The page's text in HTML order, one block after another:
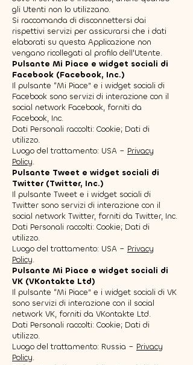
gli Utenti non lo utilizzano.
Si raccomanda di disconnettersi dai
rispettivi servizi per assicurarsi che i dati
elaborati su questa Applicazione non
vengano ricollegati al profilo dell'Utente.
Pulsante Mi Piace e widget sociali di
Facebook (Facebook, Inc.)
Il pulsante “Mi Piace” e i widget sociali di
Facebook sono servizi di interazione con il
social network Facebook, forniti da
Facebook, Inc.
Dati Personali raccolti: Cookie; Dati di
utilizzo.
Luogo del trattamento: USA – Privacy
Policy.
Pulsante Tweet e widget sociali di
Twitter (Twitter, Inc.)
Il pulsante Tweet e i widget sociali di
Twitter sono servizi di interazione con il
social network Twitter, forniti da Twitter, Inc.
Dati Personali raccolti: Cookie; Dati di
utilizzo.
Luogo del trattamento: USA – Privacy
Policy.
Pulsante Mi Piace e widget sociali di
VK (VKontakte Ltd)
Il pulsante “Mi Piace” e i widget sociali di VK
sono servizi di interazione con il social
network VK, forniti da VKontakte Ltd.
Dati Personali raccolti: Cookie; Dati di
utilizzo.
Luogo del trattamento: Russia – Privacy
Policy.